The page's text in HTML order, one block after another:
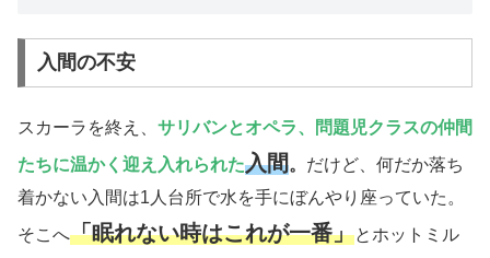
入間の不安
スカーラを終え、 サリバンとオペラ、問題児クラスの仲間
たちに温かく迎え入れられた入間。 だけど、何だか落ち
着かない入間は1人台所で水を手にぼんやり座っていた。
そこへ「眠れない時はこれが一番」とホットミル